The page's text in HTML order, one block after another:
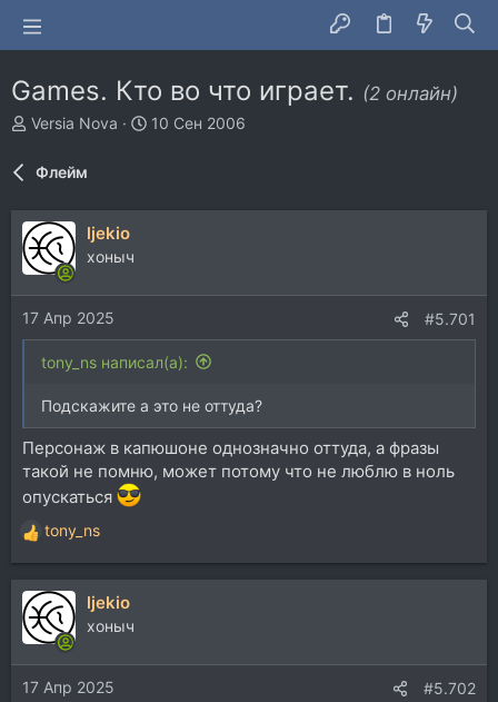
Games. Кто во что играет. (2 онлайн)
А
р
т
е
м
Versia Nova
Д
н
10 Сен 2006
Флейм
ljekio
хоныч
17 Апр 2025 #5.701
tony_ns написал(а):
Подскажите а это не оттуда?
Персонаж в капюшоне однозначно оттуда, а фразы
такой не помню, может потому что не люблю в ноль
опускаться
Р
е
а
к
ц
и
и
:
tony_ns
ljekio
хоныч
17 Апр 2025 #5.702